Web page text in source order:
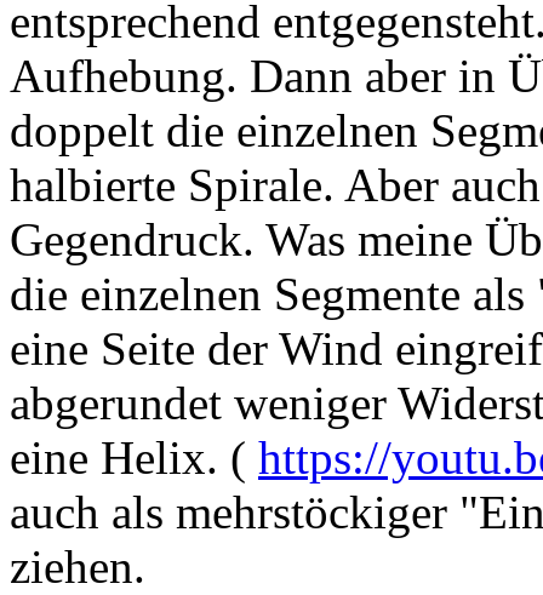
entsprechend
Aufhebung. Dann aber in
doppelt die einzelnen
halbierte Spirale. Aber
Gegendruck. Was meine
die einzelnen Segmente
eine Seite der Wind
abgerundet weniger
eine Helix. ( https://
auch als mehrstöckiger
ziehen.